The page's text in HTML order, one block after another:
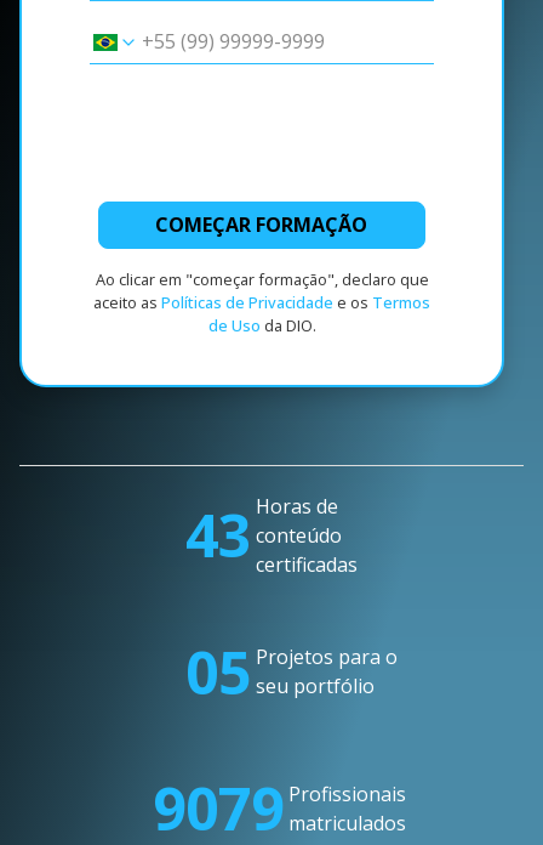
COMEÇAR FORMAÇÃO
Ao clicar em "começar formação", declaro que
aceito as Políticas de Privacidade e os Termos
de Uso da DIO.
43 Horas de
conteúdo
certificadas
05 Projetos para o
seu portfólio
9079 Profissionais
matriculados